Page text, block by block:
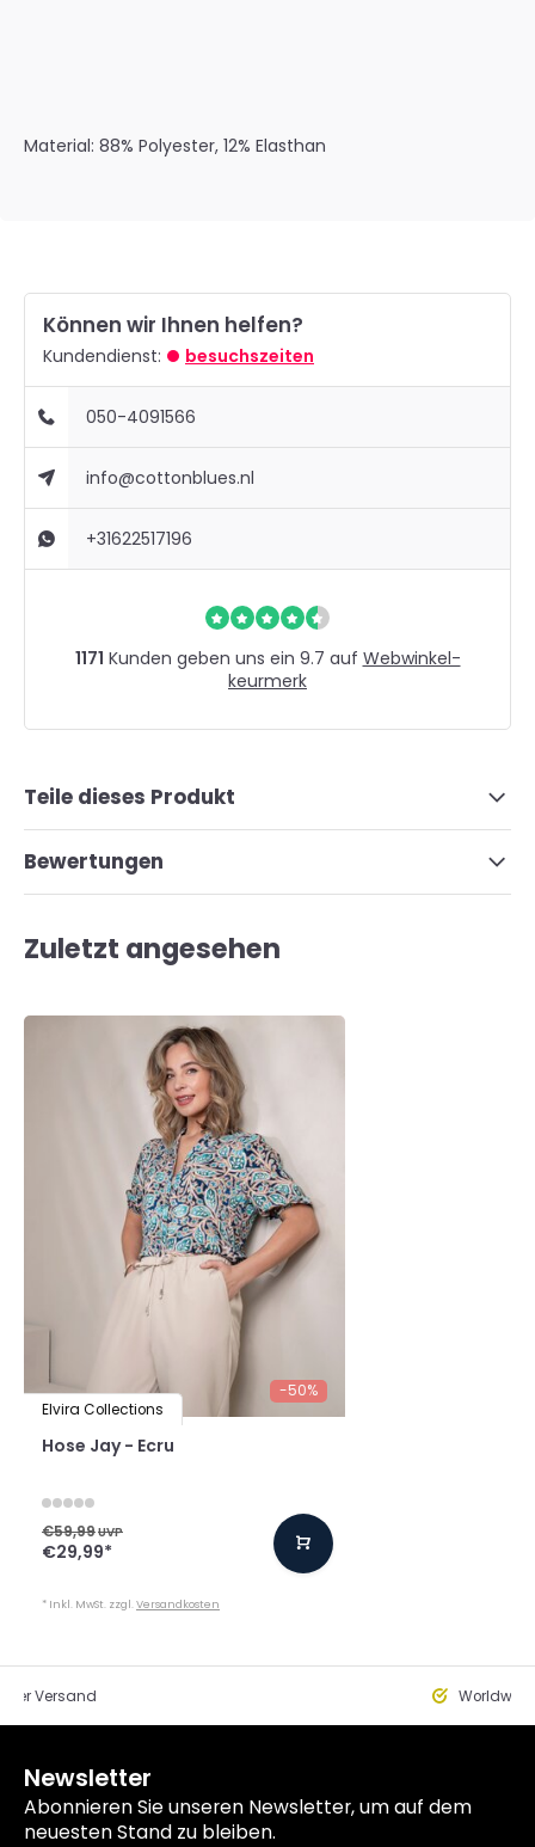
Material: 88% Polyester, 12% Elasthan
Können wir Ihnen helfen?
Kundendienst: besuchszeiten
050-4091566
info@cottonblues.nl
+31622517196
1171 Kunden geben uns ein 9.7 auf Webwinkel-
keurmerk
Teile dieses Produkt
Bewertungen
Zuletzt angesehen
-50%
Elvira Collections
Hose Jay - Ecru
€59,99UVP
€29,99*
* Inkl. MwSt. zzgl.Versandkosten
Versand
Newsletter
Abonnieren Sie unseren Newsletter, um auf dem
neuesten Stand zu bleiben.